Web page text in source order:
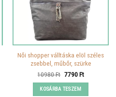
Női shopper válltáska elöl széles
zsebbel, műbőr, szürke
10980Ft Original
was:
10980 Ft.
7790FtCurrent
KOSÁRBA TESZEM